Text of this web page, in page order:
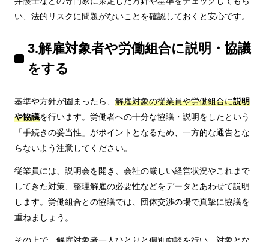
い、法的リスクに問題がないことを確認しておくと安心です。
3.解雇対象者や労働組合に説明・協議
をする
基準や方針が固まったら、 解雇対象の従業員や労働組合に説明
や協議を行います。労働者への十分な協議・説明をしたという
「手続きの妥当性」がポイントとなるため、一方的な通告とな
らないよう注意してください。
従業員には、説明会を開き、会社の厳しい経営状況やこれまで
してきた対策、整理解雇の必要性などをデータとあわせて説明
します。労働組合との協議では、団体交渉の場で真摯に協議を
重ねましょう。